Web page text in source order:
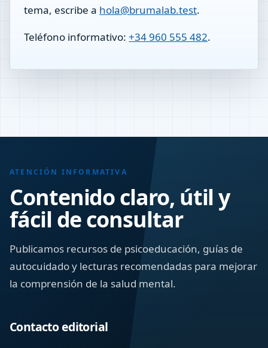
tema, escribe a hola@brumalab.test.
Teléfono informativo:+34 960 555 482.
ATENCIÓN INFORMATIVA
Contenido claro, útil y
fácil de consultar
Publicamos recursos de psicoeducación, guías de
autocuidado y lecturas recomendadas para mejorar
la comprensión de la salud mental.
Contacto editorial